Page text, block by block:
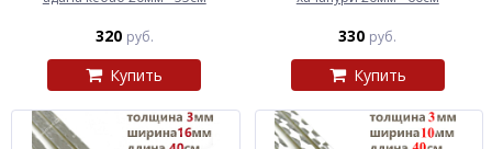
320 руб.
Купить
330 руб.
Купить